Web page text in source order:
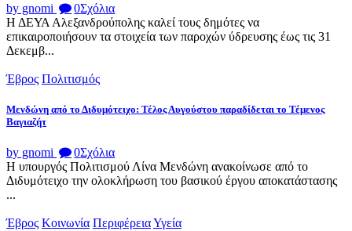
by gnomi 0Σχόλια
Η ΔΕΥΑ Αλεξανδρούπολης καλεί τους δημότες να
επικαιροποιήσουν τα στοιχεία των παροχών ύδρευσης έως τις 31
Δεκεμβ...
Έβρος Πολιτισμός
Μενδώνη από το Διδυμότειχο: Τέλος Αυγούστου παραδίδεται το Τέμενος
Βαγιαζήτ
by gnomi 0Σχόλια
Η υπουργός Πολιτισμού Λίνα Μενδώνη ανακοίνωσε από το
Διδυμότειχο την ολοκλήρωση του βασικού έργου αποκατάστασης
...
Έβρος Κοινωνία ΠεριφέρειαΥγεία